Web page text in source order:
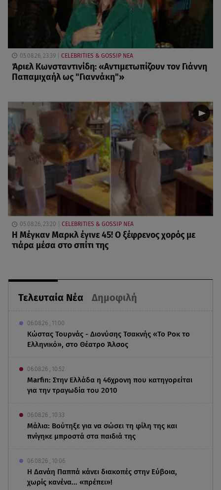
Τελευταία Νέα Δημοφιλή
06.08.26 , 11:00
Κώστας Τουρνάς - Διονύσης Τσακνής «Το Ροκ το
Ελληνικό», στο Θέατρο Άλσος
06.08.26 , 10:52
Marfin: Στην Ελλάδα η 46χρονη που κατηγορείται
για την τραγωδία του 2010
06.08.26 , 10:33
Μάλια: Βούτηξε για να σώσει τη φίλη της και
πνίγηκε μπροστά στα παιδιά της
06.08.26 , 10:06
Η Δανάη Παππά κάνει διακοπές στην Εύβοια,
χωρίς κανένα... «πρέπει»!
05.08.26, 23:39 CELEBRITIES & GOSSIP ΝΕΑ
Άριελ Κωνσταντινίδη: «Αντιμετωπίζουν τον Γιάννη
Παπαμιχαήλ ως "Γιαννάκη"»
05.08.26, 23:20 CELEBRITIES & GOSSIP ΝΕΑ
Η Μέγκαν Μαρκλ έγινε 45! Ο ξέφρενος χορός με
τιάρα μέσα στο σπίτι της